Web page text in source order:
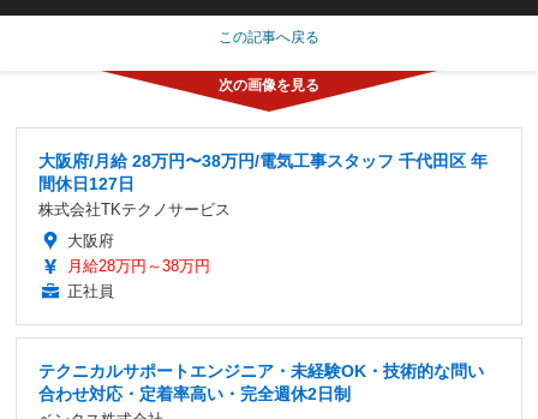
この記事へ戻る
大阪府/月給 28万円〜38万円/電気工事スタッフ 千代田区 年
間休日127日
株式会社TKテクノサービス
大阪府
月給28万円～38万円
正社員
テクニカルサポートエンジニア・未経験OK・技術的な問い
合わせ対応・定着率高い・完全週休2日制